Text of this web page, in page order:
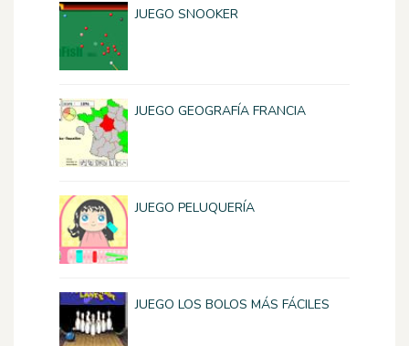
JUEGO SNOOKER
JUEGO GEOGRAFÍA FRANCIA
JUEGO PELUQUERÍA
JUEGO LOS BOLOS MÁS FÁCILES